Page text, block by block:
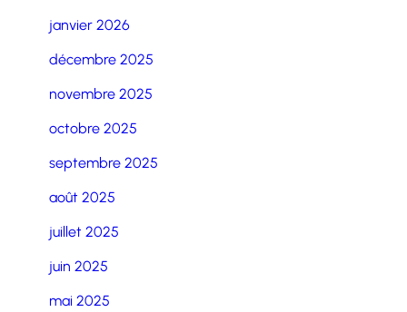
janvier 2026
décembre 2025
novembre 2025
octobre 2025
septembre 2025
août 2025
juillet 2025
juin 2025
mai 2025